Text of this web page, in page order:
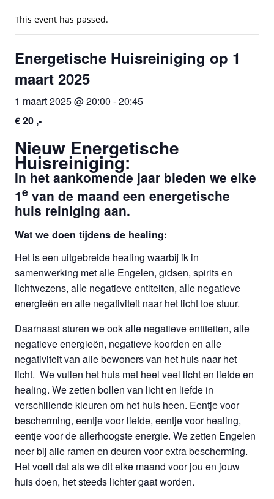
This event has passed.
Energetische Huisreiniging op 1
maart 2025
1 maart 2025 @ 20:00 -20:45
€ 20 ,-
Nieuw Energetische
Huisreiniging:
In het aankomende jaar bieden we elke
1e van de maand een energetische
huis reiniging aan.
Wat we doen tijdens de healing:
Het is een uitgebreide healing waarbij ik in
samenwerking met alle Engelen, gidsen, spirits en
lichtwezens, alle negatieve entiteiten, alle negatieve
energieën en alle negativiteit naar het licht toe stuur.
Daarnaast sturen we ook alle negatieve entiteiten, alle
negatieve energieën, negatieve koorden en alle
negativiteit van alle bewoners van het huis naar het
licht. We vullen het huis met heel veel licht en liefde en
healing. We zetten bollen van licht en liefde in
verschillende kleuren om het huis heen. Eentje voor
bescherming, eentje voor liefde, eentje voor healing,
eentje voor de allerhoogste energie. We zetten Engelen
neer bij alle ramen en deuren voor extra bescherming.
Het voelt dat als we dit elke maand voor jou en jouw
huis doen, het steeds lichter gaat worden.